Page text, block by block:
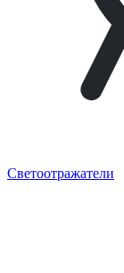
Светоотражатели